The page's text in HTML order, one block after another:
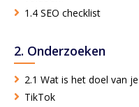
1.4 SEO checklist
2. Onderzoeken
2.1 Wat is het doel van
TikTok